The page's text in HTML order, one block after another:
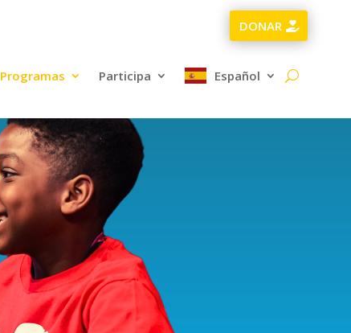
DONAR
Programas Participa Español